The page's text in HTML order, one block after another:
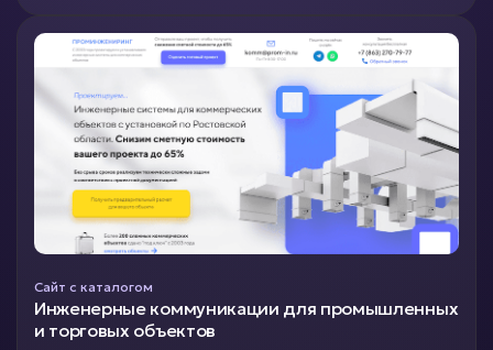
Сайт с каталогом
Инженерные коммуникации для промышленных
и торговых объектов